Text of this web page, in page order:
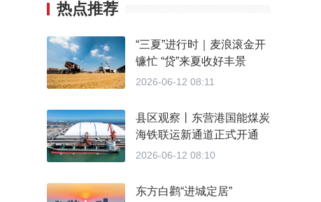
热点推荐
“三夏”进行时｜麦浪滚金开
镰忙 “贷”来夏收好丰景
2026-06-12 08:11
县区观察丨东营港国能煤炭
海铁联运新通道正式开通
2026-06-12 08:10
东方白鹳“进城定居”